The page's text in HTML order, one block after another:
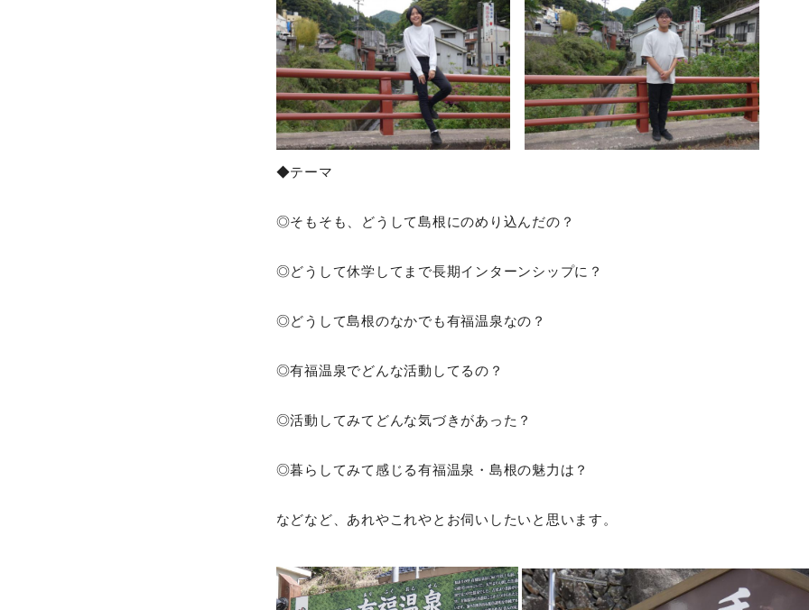
◆テーマ
◎そもそも、どうして島根にのめり込んだの？
◎どうして休学してまで長期インターンシップに？
◎どうして島根のなかでも有福温泉なの？
◎有福温泉でどんな活動してるの？
◎活動してみてどんな気づきがあった？
◎暮らしてみて感じる有福温泉・島根の魅力は？
などなど、あれやこれやとお伺いしたいと思います。